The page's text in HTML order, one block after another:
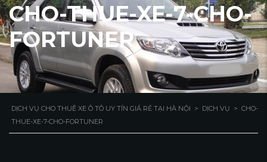
CHO-THUE-XE-7-CHO-
FORTUNER
DỊCH VỤ CHO THUÊ XE Ô TÔ UY TÍN GIÁ RẺ TẠI HÀ NỘI > DỊCH VỤ > CHO-
THUE-XE-7-CHO-FORTUNER